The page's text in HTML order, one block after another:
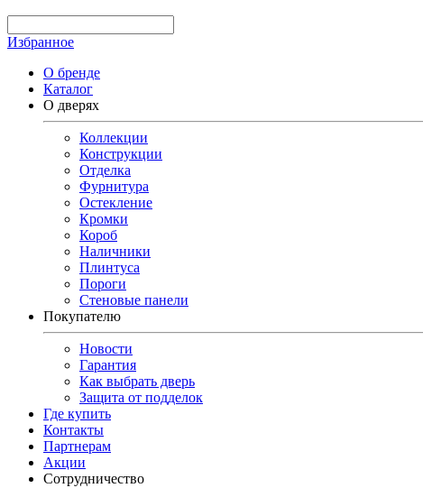
Избранное
О бренде
Каталог
О дверях
Коллекции
Конструкции
Отделка
Фурнитура
Остекление
Кромки
Короб
Наличники
Плинтуса
Пороги
Стеновые панели
Покупателю
Новости
Гарантия
Как выбрать дверь
Защита от подделок
Где купить
Контакты
Партнерам
Акции
Сотрудничество